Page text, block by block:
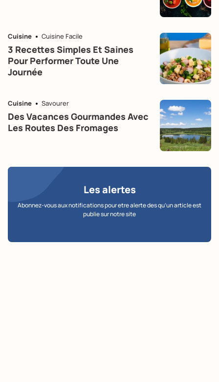
Cuisine Cuisine Facile
3 Recettes Simples Et Saines
Pour Performer Toute Une
Journée
Cuisine Savourer
Des Vacances Gourmandes Avec
Les Routes Des Fromages
Les alertes
Abonnez-vous aux notifications pour etre alerte des qu’un article est
publie sur notre site